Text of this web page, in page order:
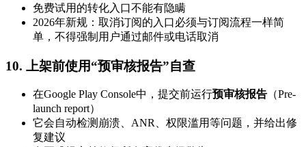
免费试用的转化入口不能有隐瞒
2026年新规：取消订阅的入口必须与订阅流程一样简
单，不得强制用户通过邮件或电话取消
10. 上架前使用“预审核报告”自查
在Google Play Console中，提交前运行预审核报告 （Pre-
launch report）
它会自动检测崩溃、ANR、权限滥用等问题，并给出修
复建议